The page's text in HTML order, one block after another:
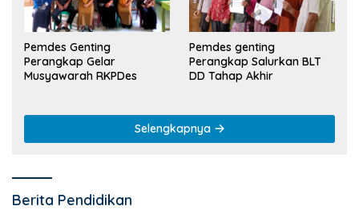
Pemdes Genting
Perangkap Gelar
Musyawarah RKPDes
Pemdes genting
Perangkap Salurkan BLT
DD Tahap Akhir
Selengkapnya
Berita Pendidikan